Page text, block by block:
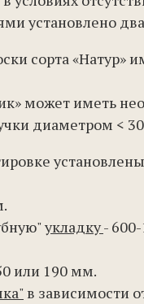
установлено
сорта
может иметь
диаметром <
укладку-
или 190 мм.
в зависимости